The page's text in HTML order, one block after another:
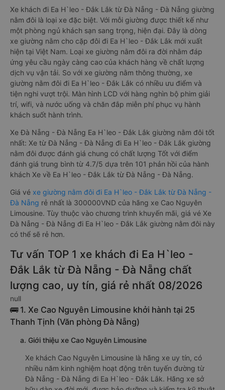
Xe khách đi Ea H`leo - Đắk Lắk từ Đà Nẵng - Đà Nẵng giường
nằm đôi là loại xe đặc biệt. Với mỗi giường được thiết kế như
một phòng ngủ khách sạn sang trọng, hiện đại. Đây là dòng
xe giường nằm cho cặp đôi đi Ea H`leo - Đắk Lắk mới xuất
hiện tại Việt Nam. Loại xe giường nằm đôi ra đời nhằm đáp
ứng yêu cầu ngày càng cao của khách hàng về chất lượng
dịch vụ vận tải. So với xe giường nằm thông thường, xe
giường nằm đôi đi Ea H`leo - Đắk Lắk có nhiều ưu điểm và
tiện nghi vượt trội. Màn hình LCD với hàng nghìn bộ phim giải
trí, wifi, và nước uống và chăn đắp miễn phí phục vụ hành
khách suốt hành trình.
Xe Đà Nẵng - Đà Nẵng Ea H`leo - Đắk Lắk giường nằm đôi tốt
nhất: Xe từ Đà Nẵng - Đà Nẵng đi Ea H`leo - Đắk Lắk giường
nằm đôi được đánh giá chung có chất lượng Tốt với điểm
đánh giá trung bình từ 4.7/5 dựa trên 101 phản hồi của hành
khách Xe về Ea H`leo - Đắk Lắk từ Đà Nẵng - Đà Nẵng.
Giá vé xe giường nằm đôi đi Ea H`leo - Đắk Lắk từ Đà Nẵng -
Đà Nẵng rẻ nhất là 300000VND của hãng xe Cao Nguyên
Limousine. Tùy thuộc vào chương trình khuyến mãi, giá vé Xe
Đà Nẵng - Đà Nẵng đi Ea H`leo - Đắk Lắk giường nằm đôi này
có thể sẽ rẻ hơn.
Tư vấn TOP 1 xe khách đi Ea H`leo -
Đắk Lắk từ Đà Nẵng - Đà Nẵng chất
lượng cao, uy tín, giá rẻ nhất 08/2026
null
🚌 1. Xe Cao Nguyên Limousine khởi hành tại 25
Thanh Tịnh (Văn phòng Đà Nẵng)
a. Giới thiệu xe Cao Nguyên Limousine
Xe khách Cao Nguyên Limousine là hãng xe uy tín, có
nhiều năm kinh nghiệm hoạt động trên tuyến đường từ
Đà Nẵng - Đà Nẵng đi Ea H`leo - Đắk Lắk. Hãng xe sở